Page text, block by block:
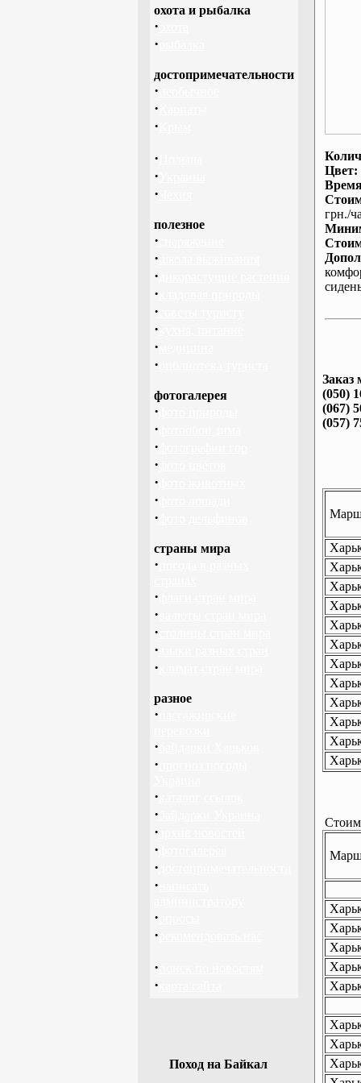
охота и рыбалка
·
·
достопримечательности
·
·
·
·
·
·
полезное
·
·
·
·
·
·
·
·
фотогалерея
·
·
·
·
·
·
·
страны мира
·
·
·
·
·
·
разное
·
·
·
·
·
·
·
·
·
·
·
·
·
Поход на Байкал
Цвет:
грн./
Заказ
(050)
(067)
(057)